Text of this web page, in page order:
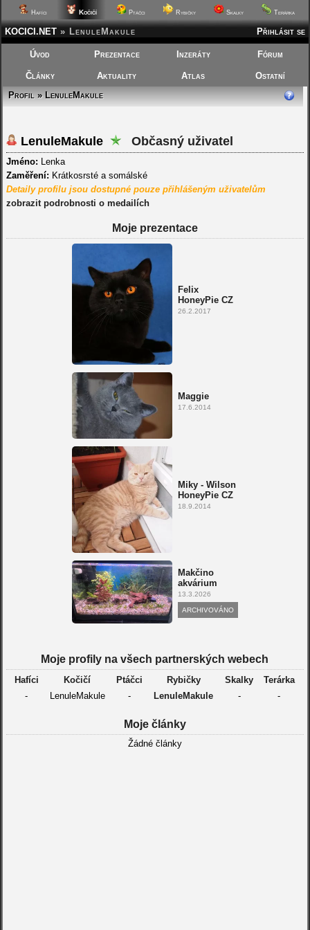
Hafíci Kočičí Ptáčci Rybičky Skalky Terárka
Přihlásit se
KOCICI.NET » LenuleMakule
Úvod Prezentace Inzeráty Fórum
Články Aktuality Atlas
Ostatní
Profil » LenuleMakule
LenuleMakule Občasný uživatel
Jméno: Lenka
Zaměření: Krátkosrsté a somálské
Detaily profilu jsou dostupné pouze přihlášeným uživatelům
zobrazit podrobnosti o medailích
Moje prezentace
Felix
HoneyPie CZ
26.2.2017
Maggie
17.6.2014
Miky - Wilson
HoneyPie CZ
18.9.2014
Makčino
akvárium
13.3.2026
ARCHIVOVÁNO
Moje profily na všech partnerských webech
Hafíci Kočičí Ptáčci Rybičky Skalky
Terárka
-
LenuleMakule - LenuleMakule - -
Moje články
Žádné články